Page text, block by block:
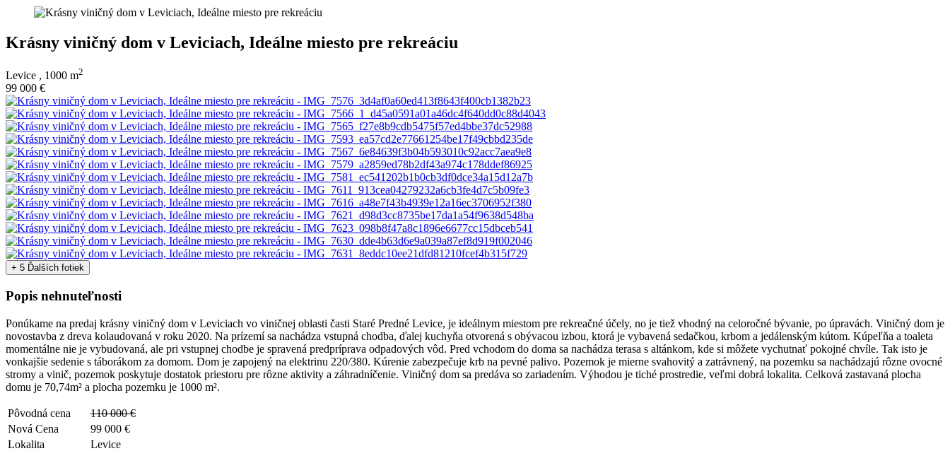
Krásny viničný dom v Leviciach, Ideálne miesto pre rekreáciu
Levice , 1000 m2
99 000 €
+ 5 Ďalších fotiek
Popis nehnuteľnosti
Ponúkame na predaj krásny viničný dom v Leviciach vo viničnej oblasti časti Staré Predné Levice, je ideálnym miestom pre rekreačné účely, no je tiež vhodný na celoročné bývanie, po úpravách. Viničný dom je
novostavba z dreva kolaudovaná v roku 2020. Na prízemí sa nachádza vstupná chodba, ďalej kuchyňa otvorená s obývacou izbou, ktorá je vybavená sedačkou, krbom a jedálenským kútom. Kúpeľňa a toaleta
momentálne nie je vybudovaná, ale pri vstupnej chodbe je spravená predpríprava odpadových vôd. Pred vchodom do doma sa nachádza terasa s altánkom, kde si môžete vychutnať pokojné chvíle. Tak isto je
vonkajšie sedenie s táborákom za domom. Dom je zapojený na elektrinu 220/380. Kúrenie zabezpečuje krb na pevné palivo. Pozemok je mierne svahovitý a zatrávnený, na pozemku sa nachádzajú rôzne ovocné
stromy a vinič, pozemok poskytuje dostatok priestoru pre rôzne aktivity a záhradníčenie. Viničný dom sa predáva so zariadením. Výhodou je tiché prostredie, veľmi dobrá lokalita. Celková zastavaná plocha
domu je 70,74m² a plocha pozemku je 1000 m².
Pôvodná cena
110 000 €
Nová Cena
99 000 €
Lokalita
Levice